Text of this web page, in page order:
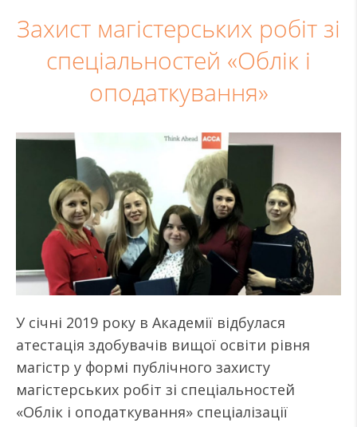
Захист магістерських робіт зі
спеціальностей «Облік і
оподаткування»
У січні 2019 року в Академії відбулася
атестація здобувачів вищої освіти рівня
магістр у формі публічного захисту
магістерських робіт зі спеціальностей
«Облік і оподаткування» спеціалізації